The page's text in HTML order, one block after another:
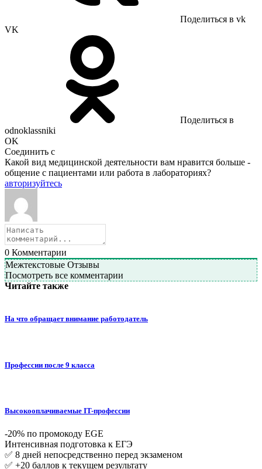
Поделиться в vk
VK
Поделиться в
odnoklassniki
OK
Соединить с
Какой вид медицинской деятельности вам нравится больше -
общение с пациентами или работа в лабораториях?
авторизуйтесь
0 Комментарии
Межтекстовые Отзывы
Посмотреть все комментарии
Читайте также
На что обращает внимание работодатель
Профессии после 9 класса
Высокооплачиваемые IT-профессии
-20% по промокоду EGE
Интенсивная подготовка к ЕГЭ
✅ 8 дней непосредственно перед экзаменом
✅ +20 баллов к текущем результату